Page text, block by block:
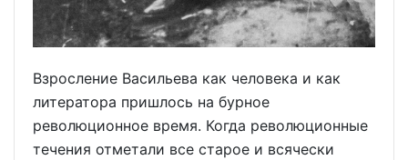
Взросление Васильева как человека и как
литератора пришлось на бурное
революционное время. Когда революционные
течения отметали все старое и всячески